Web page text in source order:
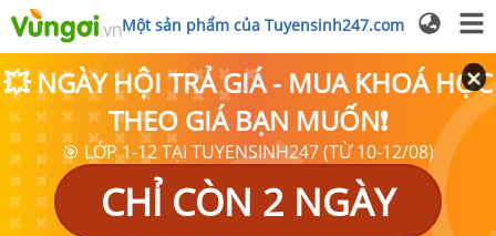
Một sản phẩm của Tuyensinh247.com
💥 NGÀY HỘI TRẢ GIÁ - MUA KHOÁ HỌC
THEO GIÁ BẠN MUỐN❗
🎯 LỚP 1-12 TẠI TUYENSINH247 (TỪ 10-12/08)
CHỈ CÒN 2 NGÀY